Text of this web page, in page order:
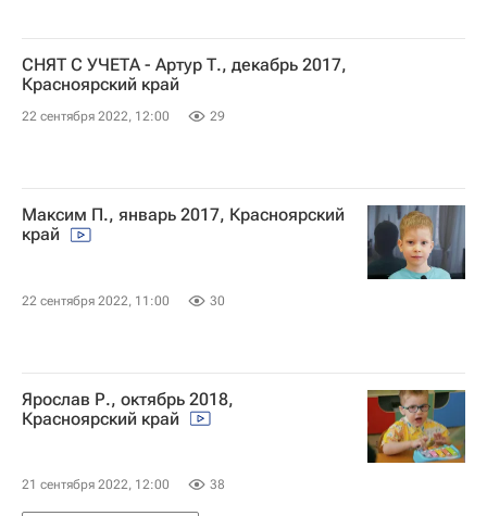
СНЯТ С УЧЕТА - Артур Т., декабрь 2017,
Красноярский край
22 сентября 2022, 12:00 29
Максим П., январь 2017, Красноярский
край
22 сентября 2022, 11:00 30
Ярослав Р., октябрь 2018,
Красноярский край
21 сентября 2022, 12:00 38